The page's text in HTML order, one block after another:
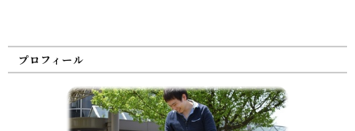
プロフィール